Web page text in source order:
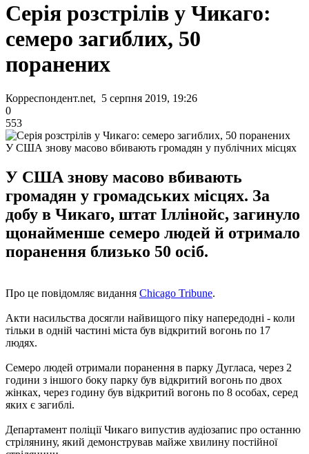
Серія розстрілів у Чикаго:
семеро загиблих, 50
поранених
Корреспондент.net, 5 серпня 2019, 19:26
0
553
У США знову масово вбивають громадян у публічних місцях
У США знову масово вбивають
громадян у громадських місцях. За
добу в Чикаго, штат Іллінойс, загинуло
щонайменше семеро людей й отримало
поранення близько 50 осіб.
Про це повідомляє видання Chicago Tribune.
Акти насильства досягли найвищого піку напередодні - коли
тільки в одній частині міста був відкритий вогонь по 17
людях.
Семеро людей отримали поранення в парку Дугласа, через 2
години з іншого боку парку був відкритий вогонь по двох
жінках, через годину був відкритий вогонь по 8 особах, серед
яких є загиблі.
Департамент поліції Чикаго випустив аудіозапис про останню
стрілянину, який демонстрував майже хвилину постійної